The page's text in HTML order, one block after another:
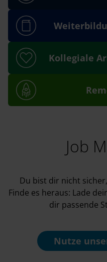
Kollegiale
Job
Du bist dir nicht
Finde es heraus: Lade
dir passende
Nutze